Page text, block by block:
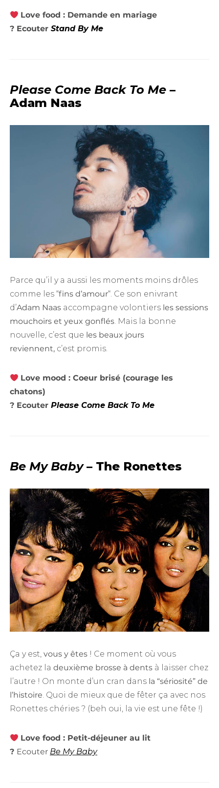
Love food : Demande en mariage
? Ecouter Stand By Me
Please Come Back To Me –
Adam Naas
Parce qu’il y a aussi les moments moins drôles
comme les “fins d’amour“. Ce son enivrant
d’Adam Naas accompagne volontiers les sessions
mouchoirs et yeux gonflés. Mais la bonne
nouvelle, c’est que les beaux jours
reviennent, c’est promis.
Love mood : Coeur brisé (courage les
chatons)
? Ecouter Please Come Back To Me
Be My Baby– The Ronettes
Ça y est, vous y êtes ! Ce moment où vous
achetez la deuxième brosse à dents à laisser chez
l’autre ! On monte d’un cran dans la “sériosité” de
l’histoire. Quoi de mieux que de fêter ça avec nos
Ronettes chéries ? (beh oui, la vie est une fête !)
Love food : Petit-déjeuner au lit
? Ecouter Be My Baby